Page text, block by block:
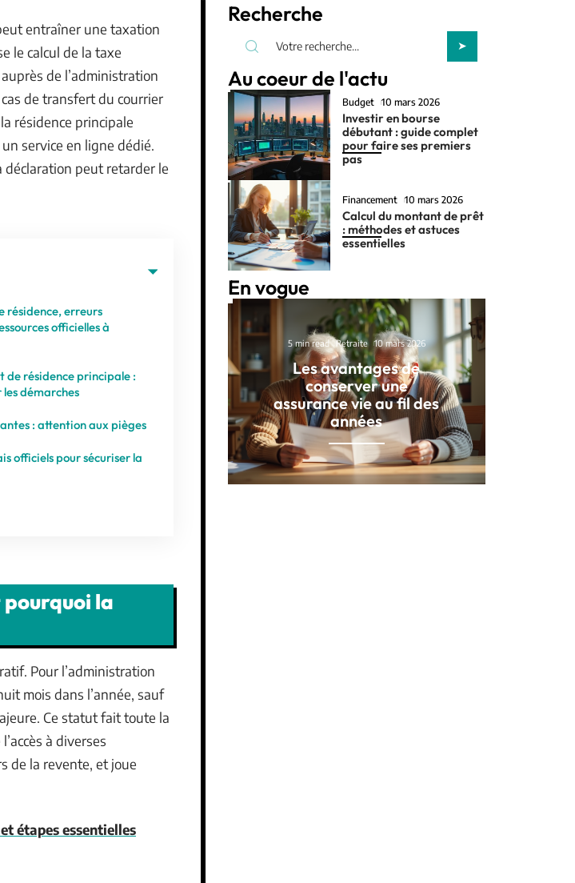
entraîner une taxation
le calcul de la taxe
de l’administration
de transfert du courrier
résidence principale
service en ligne dédié.
déclaration peut retarder le
résidence, erreurs
officielles à
de résidence principale :
démarches
: attention aux pièges
officiels pour sécuriser la
pourquoi la
Pour l’administration
mois dans l’année, sauf
Ce statut fait toute la
à diverses
de la revente, et joue
étapes essentielles
Recherche
Au coeur de l'actu
Budget 10 mars 2026
Investir en bourse
débutant : guide complet
pour faire ses premiers
pas
Financement 10 mars 2026
Calcul du montant de prêt
: méthodes et astuces
essentielles
En vogue
5 min read Retraite 10 mars 2026
Les avantages de
conserver une
assurance vie au fil des
années